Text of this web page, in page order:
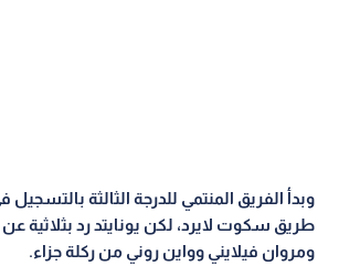
طريق سكوت لايرد، لكن يونايتد رد بثلاثية عن
ومروان فيلايني وواين روني من ركلة جزاء.